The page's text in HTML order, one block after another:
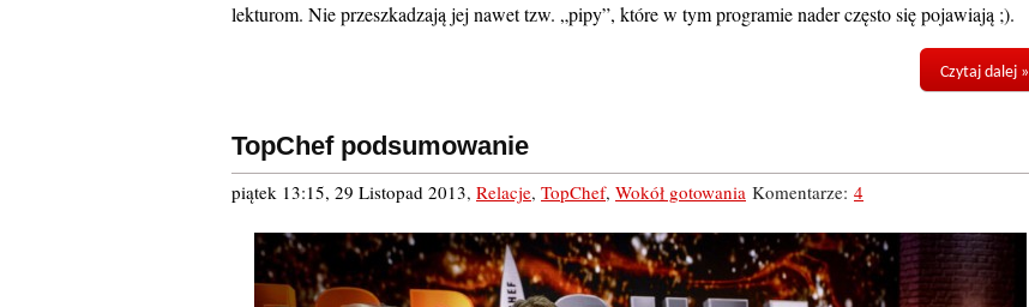
lekturom. Nie przeszkadzają jej nawet tzw. „pipy”, które w tym programie nader często się pojawiają ;).
Czytaj dalej »
TopChef podsumowanie
piątek 13:15, 29 Listopad 2013, Relacje, TopChef, Wokół gotowania Komentarze: 4